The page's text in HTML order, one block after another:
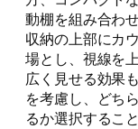
動棚を組み合わ
収納の上部にカ
場とし、視線を
広く見せる効果
を考慮し、どち
るか選択するこ